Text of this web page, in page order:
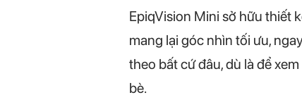
EpiqVision Mini sở hữu thiết
mang lại góc nhìn tối ưu,
theo bất cứ đâu, dù là để
bè.